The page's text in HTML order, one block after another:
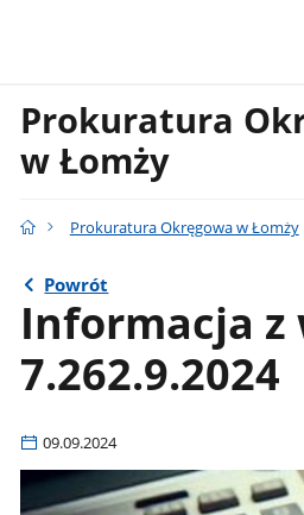
Prokuratura
w Łomży
Prokuratura Okręgowa w Łomży
Powrót
Informacja z
7.262.9.2024
09.09.2024